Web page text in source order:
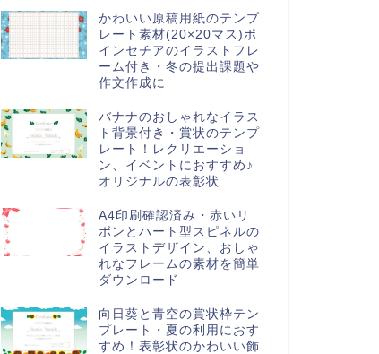
かわいい原稿用紙のテンプ
レート素材(20×20マス)ポ
インセチアのイラストフレ
ーム付き・冬の提出課題や
作文作成に
バナナのおしゃれなイラス
ト背景付き・賞状のテンプ
レート！レクリエーショ
ン、イベントにおすすめ♪
オリジナルの表彰状
A4印刷確認済み・赤いリ
ボンとハート型スピネルの
イラストデザイン、おしゃ
れなフレームの素材を簡単
ダウンロード
向日葵と青空の賞状枠テン
プレート・夏の利用におす
すめ！表彰状のかわいい飾